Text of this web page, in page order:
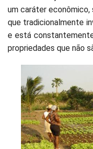
um caráter econômico,
que tradicionalmente
e está
propriedades que não